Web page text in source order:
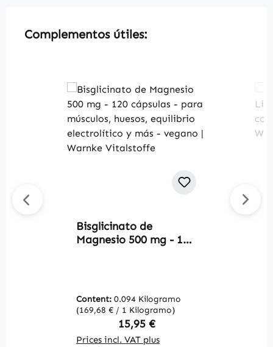
Skip product gallery
Complementos útiles:
Bisglicinato de
Magnesio 500 mg - 120
y más - vegano |
Warnke Vitalstoffe
Content: 0.094 Kilogramo
(169,68 € / 1 Kilogramo)
Regular price:
15,95 €
Prices incl. VAT plus